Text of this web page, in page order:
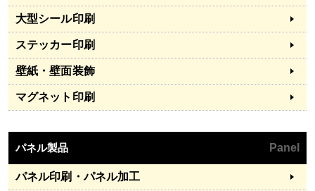
大型シール印刷
ステッカー印刷
壁紙・壁面装飾
マグネット印刷
パネル製品 Panel
パネル印刷・パネル加工